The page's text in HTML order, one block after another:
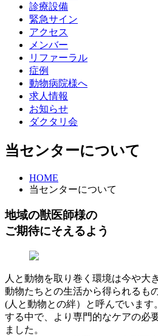
診療設備
緊急サイン
アクセス
メンバー
リファーラル
症例
動物病院様へ
求人情報
お知らせ
ダクタリ会
当センターについて
HOME
当センターについて
地域の獣医師様の
ご期待にそえるよう
人と動物を取り巻く環境は今や大
動物たちとの生活から得られるも
(人と動物との絆）と呼んでいます
する中で、より専門的なケアの必
ました。